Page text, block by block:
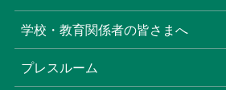
学校・教育関係者の皆さまへ
プレスルーム